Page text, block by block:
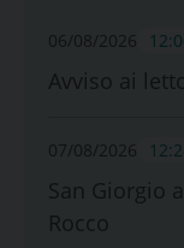
06/08/2026
Avviso ai
07/08/2026
San Giorgio
Rocco